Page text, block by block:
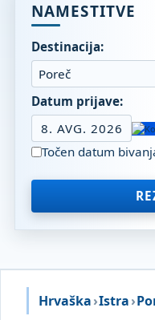
NAMESTITVE
Destinacija:
Datum prijave:
8. AVG. 2026
Točen datum
Hrvaška›Istra›